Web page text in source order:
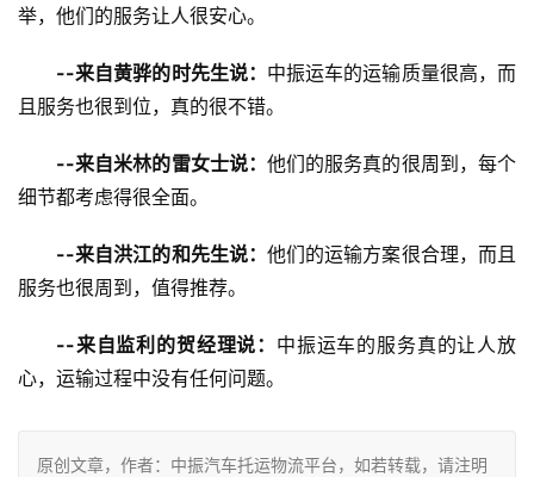
举，他们的服务让人很安心。
--来自黄骅的时先生说： 中振运车的运输质量很高，而
且服务也很到位，真的很不错。
--来自米林的雷女士说： 他们的服务真的很周到，每个
细节都考虑得很全面。
--来自洪江的和先生说： 他们的运输方案很合理，而且
服务也很周到，值得推荐。
--来自监利的贺经理说： 中振运车的服务真的让人放
心，运输过程中没有任何问题。
原创文章，作者：中振汽车托运物流平台，如若转载，请注明